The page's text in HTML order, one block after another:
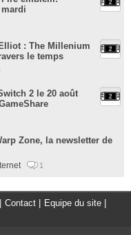
mardi
: The Millenium
le temps
2 le 20 août
Zone, la newsletter de
1
Contact Equipe du site